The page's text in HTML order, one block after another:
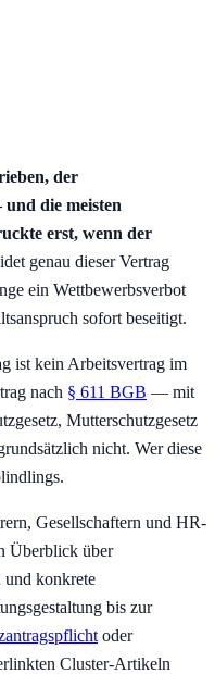
der
die meisten
erst, wenn der
genau dieser Vertrag
ein Wettbewerbsverbot
sofort beseitigt.
ist kein Arbeitsvertrag im
nach § 611 BGB — mit
Mutterschutzgesetz
nicht. Wer diese
Gesellschaftern und HR-
Überblick über
und konkrete
bis zur
oder
Cluster-Artikeln